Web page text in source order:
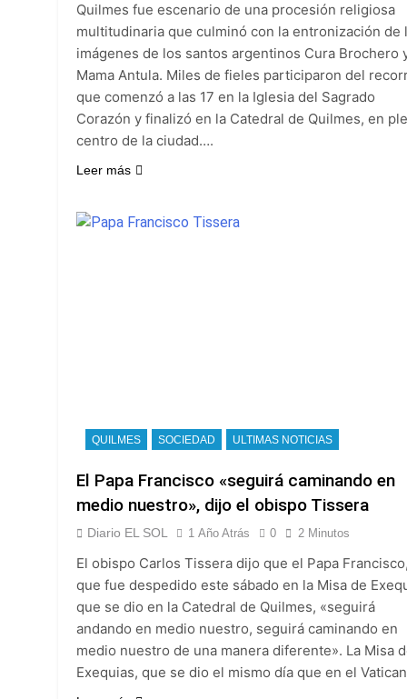
Candela
La Libertad
Masiva
La Diócesis de
Quilmes fue escenario de una procesión religiosa
multitudinaria que culminó con la entronización de
imágenes de los santos argentinos Cura Brochero
Mama Antula. Miles de fieles participaron del
que comenzó a las 17 en la Iglesia del Sagrado
Corazón y finalizó en la Catedral de Quilmes, en
centro de la ciudad….
Leer más
QUILMES SOCIEDAD ULTIMAS NOTICIAS
El Papa Francisco «seguirá caminando en
medio nuestro», dijo el obispo Tissera
Diario EL SOL 1 Año Atrás 0 2 Minutos
El obispo Carlos Tissera dijo que el Papa Francisco,
que fue despedido este sábado en la Misa de
que se dio en la Catedral de Quilmes, «seguirá
andando en medio nuestro, seguirá caminando en
medio nuestro de una manera diferente». La Misa
Exequias, que se dio el mismo día que en el